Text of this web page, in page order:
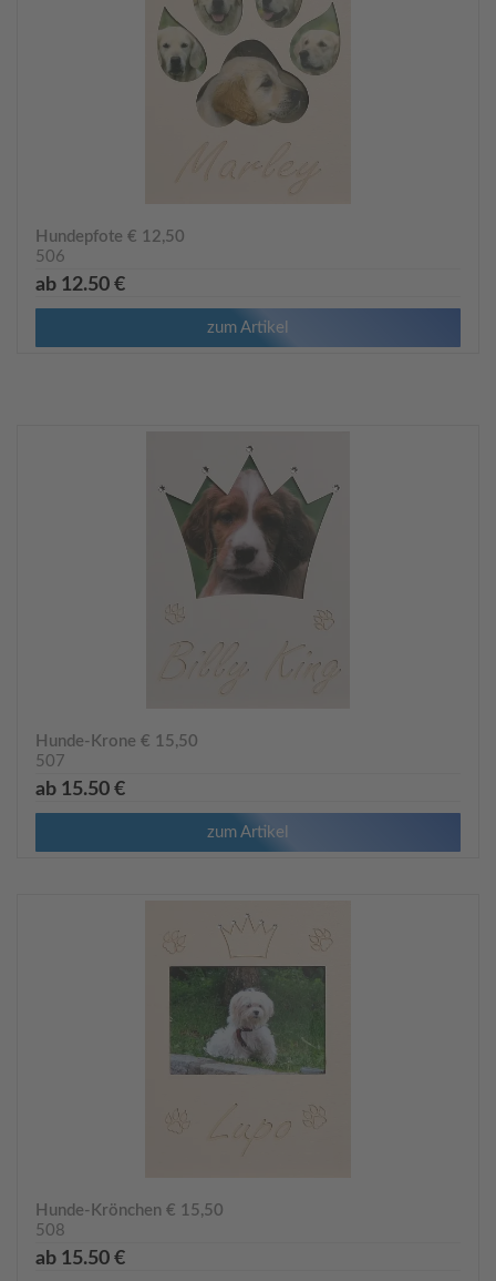
Hundepfote € 12,50
506
ab 12.50 €
zum Artikel
Hunde-Krone € 15,50
507
ab 15.50 €
zum Artikel
Hunde-Krönchen € 15,50
508
ab 15.50 €